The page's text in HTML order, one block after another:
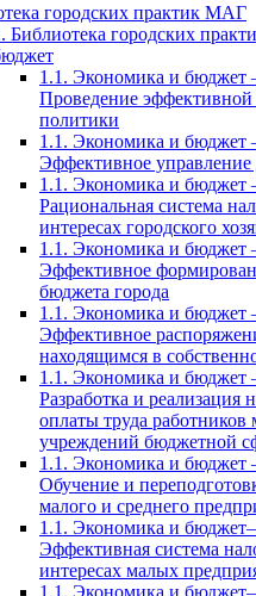
городских практик МАГ
Библиотека городских
1.1. Экономика и бюджет
Проведение эффективной
политики
1.1. Экономика и бюджет
Эффективное
1.1. Экономика и бюджет
Рациональная система
интересах городского
1.1. Экономика и бюджет
Эффективное
бюджета города
1.1. Экономика и бюджет
Эффективное
находящимся в
1.1. Экономика и бюджет
Разработка и реализация
оплаты труда
учреждений бюджетной
1.1. Экономика и бюджет
Обучение и
малого и среднего
1.1. Экономика и
Эффективная система
интересах малых
1.1. Экономика и